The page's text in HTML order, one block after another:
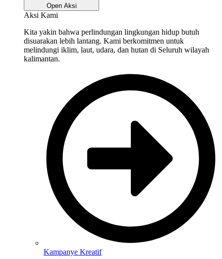
Open Aksi
Aksi Kami
Kita yakin bahwa perlindungan lingkungan hidup butuh
disuarakan lebih lantang. Kami berkomitmen untuk
melindungi iklim, laut, udara, dan hutan di Seluruh wilayah
kalimantan.
Kampanye Kreatif